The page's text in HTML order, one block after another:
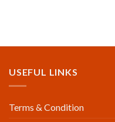
USEFUL LINKS
Terms & Condition